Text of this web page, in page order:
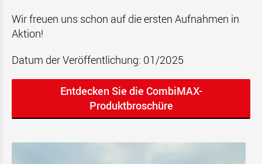
Wir freuen uns schon auf die ersten Aufnahmen in
Aktion!
Datum der Veröffentlichung: 01/2025
Entdecken Sie die CombiMAX-
Produktbroschüre